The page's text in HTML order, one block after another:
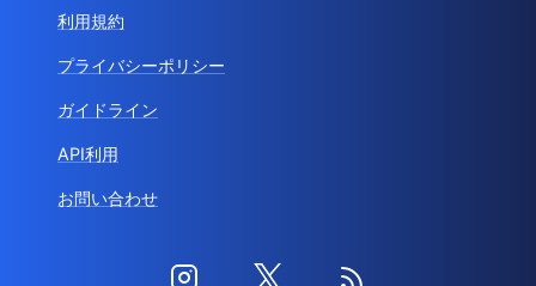
利用規約
プライバシーポリシー
ガイドライン
API利用
お問い合わせ